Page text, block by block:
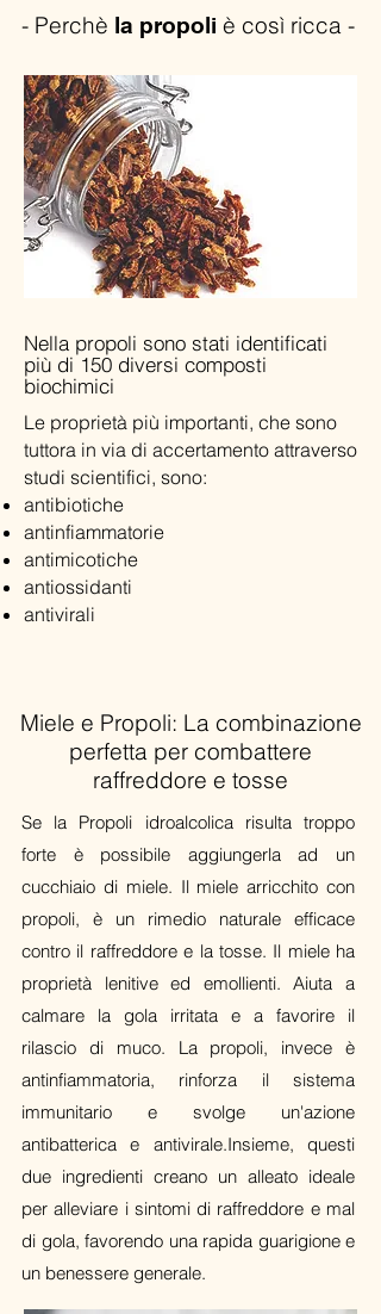
- Perchè la propoli è così ricca -
Nella propoli sono stati identificati
più di 150 diversi composti
biochimici
Le proprietà più importanti, che sono
tuttora in via di accertamento attraverso
studi scientifici, sono:
antibiotiche
antinfiammatorie
antimicotiche
antiossidanti
antivirali
Miele e Propoli: La combinazione
perfetta per combattere
raffreddore e tosse
Se la Propoli idroalcolica risulta troppo
forte è possibile aggiungerla ad un
cucchiaio di miele. Il miele arricchito con
propoli, è un rimedio naturale efficace
contro il raffreddore e la tosse. Il miele ha
proprietà lenitive ed emollienti. Aiuta a
calmare la gola irritata e a favorire il
rilascio di muco. La propoli, invece è
antinfiammatoria, rinforza il sistema
immunitario e svolge un'azione
antibatterica e antivirale.Insieme, questi
due ingredienti creano un alleato ideale
per alleviare i sintomi di raffreddore e mal
di gola, favorendo una rapida guarigione e
un benessere generale.